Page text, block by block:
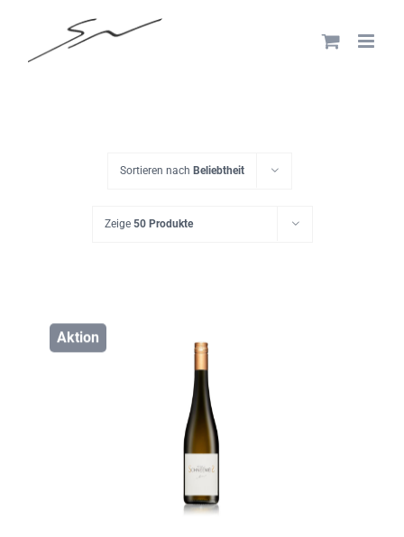
content
Sortieren nach Beliebtheit
Zeige 50 Produkte
Aktion